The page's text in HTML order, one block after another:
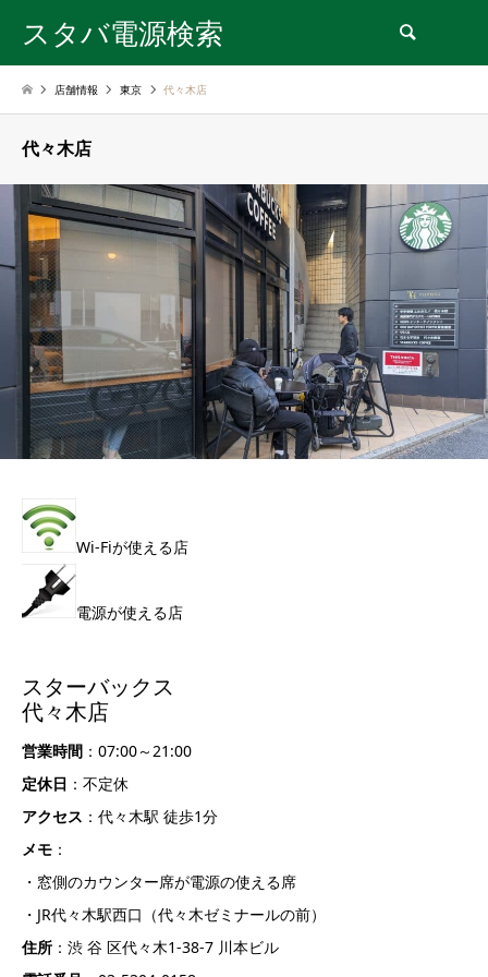
スタバ電源検索
店舗情報 東京 代々木店
代々木店
Wi-Fiが使える店
電源が使える店
スターバックス
代々木店
営業時間 ：07:00～21:00
定休日 ：不定休
アクセス ：代々木駅 徒歩1分
メモ ：
・窓側のカウンター席が電源の使える席
・JR代々木駅西口（代々木ゼミナールの前）
住所 ：渋 谷 区代々木1-38-7 川本ビル